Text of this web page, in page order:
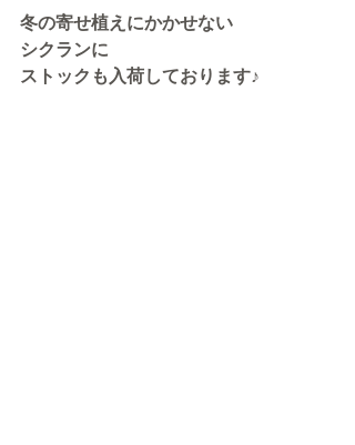
冬の寄せ植えにかかせない
シクランに
ストックも入荷しております♪